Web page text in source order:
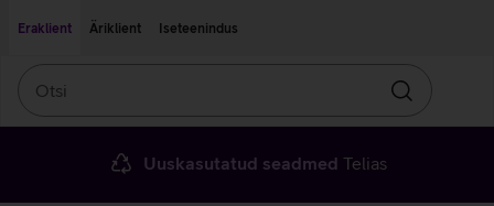
Eraklient
Äriklient Iseteenindus
Otsin
Uuskasutatud seadmed Telias